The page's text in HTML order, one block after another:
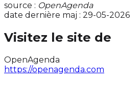
source : OpenAgenda
date dernière maj : 29-05-2026
Visitez le site de
OpenAgenda
https://openagenda.com